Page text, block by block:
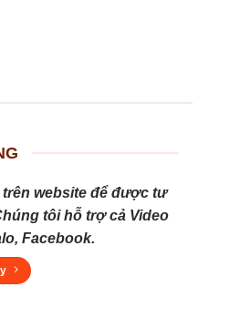
website để được tư
tôi hỗ trợ cả Video
Facebook.